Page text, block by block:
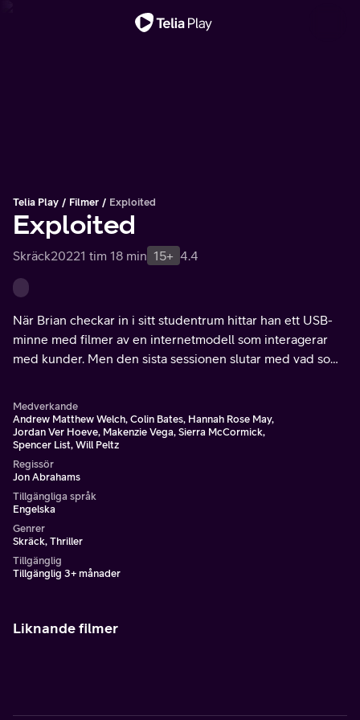
Telia Play Filmer Exploited
Exploited
Skräck20221 tim 18 min 15+ 4.4
När Brian checkar in i sitt studentrum hittar han ett USB-
minne med filmer av en internetmodell som interagerar
med kunder. Men den sista sessionen slutar med vad som
Medverkande
Andrew Matthew Welch, Colin Bates, Hannah Rose May,
Jordan Ver Hoeve, Makenzie Vega, Sierra McCormick,
Spencer List, Will Peltz
Regissör
Jon Abrahams
Tillgängliga språk
Engelska
Genrer
Skräck, Thriller
Tillgänglig
Tillgänglig 3+ månader
Liknande filmer